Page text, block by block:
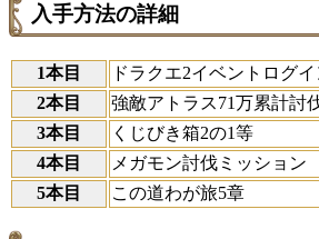
入手方法の詳細
1本目
ドラクエ2イベントログ
2本目
強敵アトラス71万累計討
3本目
くじびき箱2の1等
4本目
メガモン討伐ミッション
5本目
この道わが旅5章